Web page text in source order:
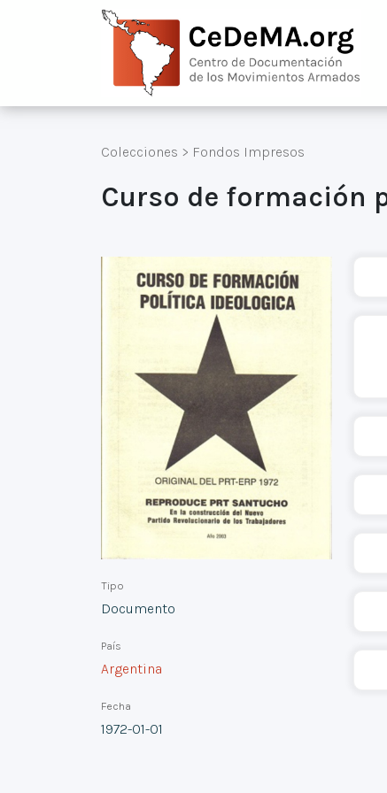
Colecciones > Fondos Impresos
Curso de formación
Tipo
Documento
País
Argentina
Fecha
1972-01-01